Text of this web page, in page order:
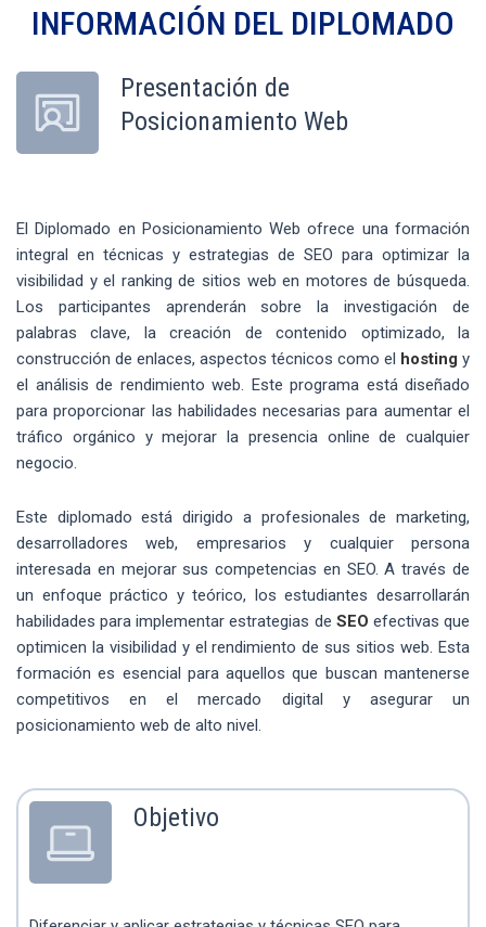
INFORMACIÓN DEL DIPLOMADO
Presentación de
Posicionamiento Web
El Diplomado en Posicionamiento Web ofrece una formación
integral en técnicas y estrategias de SEO para optimizar la
visibilidad y el ranking de sitios web en motores de búsqueda.
Los participantes aprenderán sobre la investigación de
palabras clave, la creación de contenido optimizado, la
construcción de enlaces, aspectos técnicos como el hosting y
el análisis de rendimiento web. Este programa está diseñado
para proporcionar las habilidades necesarias para aumentar el
tráfico orgánico y mejorar la presencia online de cualquier
negocio.
Este diplomado está dirigido a profesionales de marketing,
desarrolladores web, empresarios y cualquier persona
interesada en mejorar sus competencias en SEO. A través de
un enfoque práctico y teórico, los estudiantes desarrollarán
habilidades para implementar estrategias de SEO efectivas que
optimicen la visibilidad y el rendimiento de sus sitios web. Esta
formación es esencial para aquellos que buscan mantenerse
competitivos en el mercado digital y asegurar un
posicionamiento web de alto nivel.
Objetivo